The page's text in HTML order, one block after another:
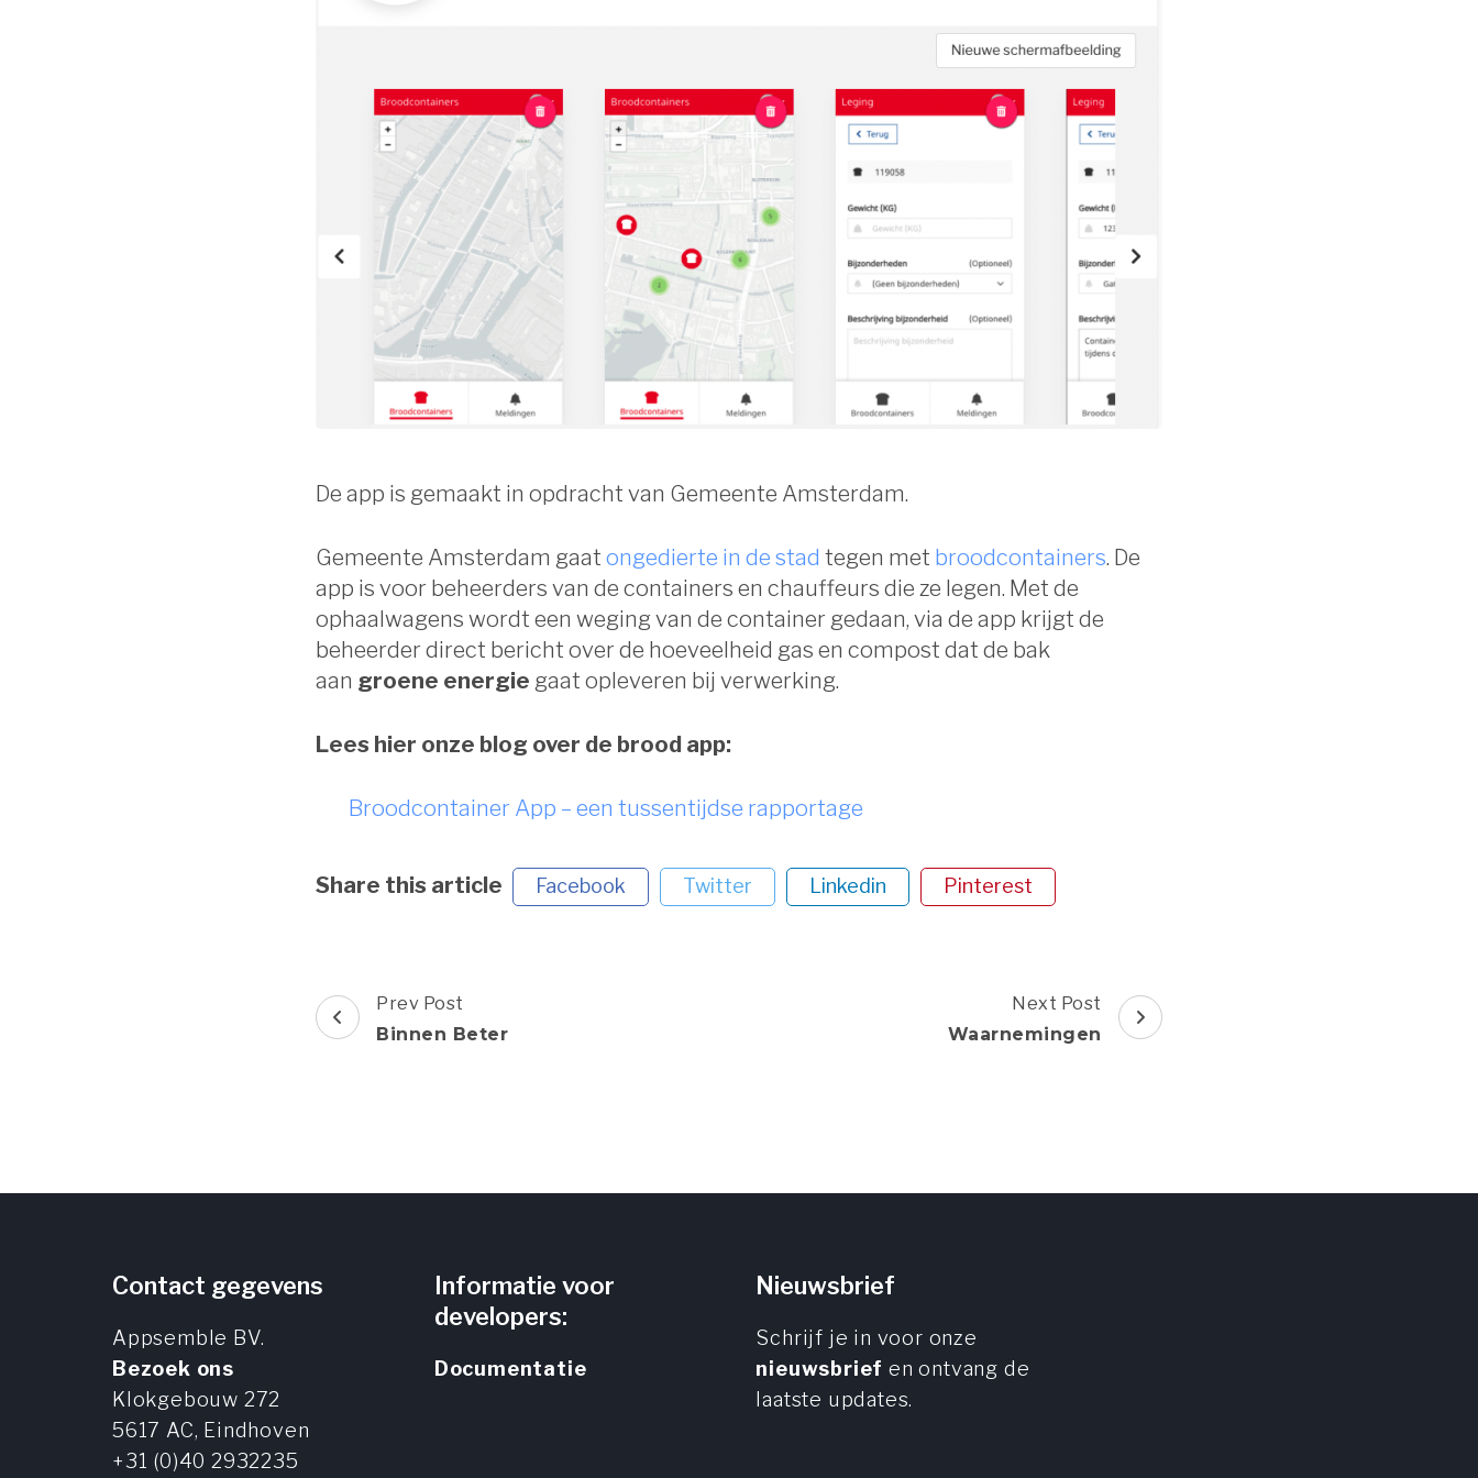
De app is gemaakt in opdracht van Gemeente Amsterdam.
Gemeente Amsterdam gaat ongedierte in de stad tegen met broodcontainers. De
app is voor beheerders van de containers en chauffeurs die ze legen. Met de
ophaalwagens wordt een weging van de container gedaan, via de app krijgt de
beheerder direct bericht over de hoeveelheid gas en compost dat de bak
aan groene energie gaat opleveren bij verwerking.
Lees hier onze blog over de brood app:
Broodcontainer App – een tussentijdse rapportage
Share this article Facebook Twitter Linkedin Pinterest
Post
Navigation
Prev Post
Binnen Beter
Next Post
Waarnemingen
Contact gegevens
Appsemble BV.
Bezoek ons
Klokgebouw 272
5617 AC, Eindhoven
+31 (0)40 2932235
Informatie voor
developers:
Documentatie
Nieuwsbrief
Schrijf je in voor onze
nieuwsbrief en ontvang de
laatste updates.